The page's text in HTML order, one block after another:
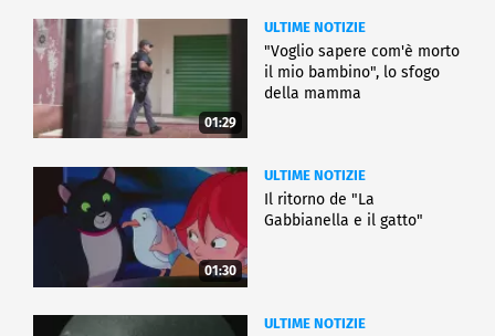
01:29
ULTIME NOTIZIE
"Voglio sapere com'è morto
il mio bambino", lo sfogo
della mamma
01:30
ULTIME NOTIZIE
Il ritorno de "La
Gabbianella e il gatto"
ULTIME NOTIZIE